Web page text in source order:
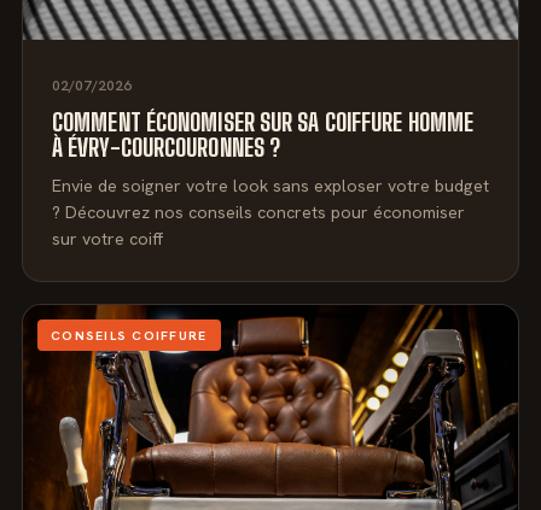
02/07/2026
COMMENT ÉCONOMISER SUR SA COIFFURE HOMME
À ÉVRY-COURCOURONNES ?
Envie de soigner votre look sans exploser votre budget
? Découvrez nos conseils concrets pour économiser
sur votre coiff
CONSEILS COIFFURE